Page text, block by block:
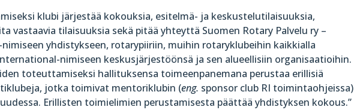
klubi järjestää kokouksia, esitelmä- ja keskustelutilaisuuksia,
vastaavia tilaisuuksia sekä pitää yhteyttä Suomen Rotary Palvelu ry –
yhdistykseen, rotarypiiriin, muihin rotaryklubeihin kaikkialla
nimiseen keskusjärjestöönsä ja sen alueellisiin organisaatioihin.
toteuttamiseksi hallituksensa toimeenpanemana perustaa erillisiä
jotka toimivat mentoriklubin (eng. sponsor club RI toimintaohjeissa)
Erillisten toimielimien perustamisesta päättää yhdistyksen kokous.”